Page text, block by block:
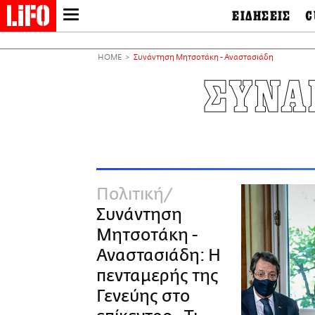
NEWSLETTER
ΜΙΚΡΟΠΡΑΓΜΑΤΑ
THE GOOD LIFO
LIFOLAND
PRINT
ΕΙΔΗΣΕΙΣ
Διεθνή
Οικονομία
Πολιτισμός
Tech &
HOME Συνάντηση Μητσοτάκη - Αναστασιάδη
Πολιτική
Συνάντηση
Μητσοτάκη -
Αναστασιάδη: Η
πενταμερής της
Γενεύης στο